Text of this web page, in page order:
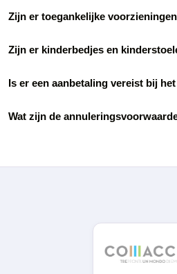
Zijn er toegankelijke
Zijn er kinderbedjes en
Is er een aanbetaling vereist bij
Wat zijn de